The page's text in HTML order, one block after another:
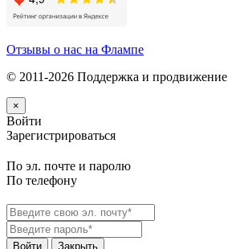
Отзывы о нас на Флампе
© 2011-2026 Поддержка и продвижение
×
Войти
Зарегистрироваться
По эл. почте и паролю
По телефону
Войти Закрыть